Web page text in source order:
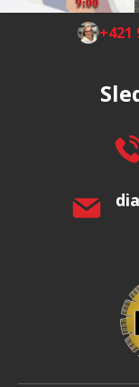
+421